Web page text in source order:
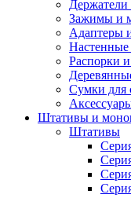
Держатели
Зажимы и
Адаптеры
Распорки
Сумки для
Штативы и
Штативы